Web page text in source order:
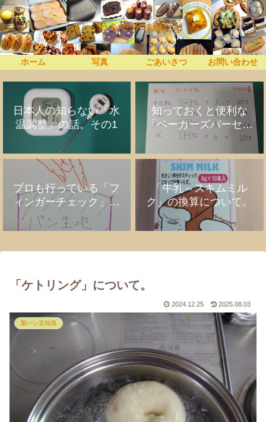
うちでプロぱん
ホーム 写真 ごあいさつ お問い合わせ
日本人の知らない「水
温調整」の話。その1
知っておくと便利な
「ベーカーズパーセン
ト」の話
プロも行っている「フ
ィンガーチェック」の
話。
「牛乳⇔スキムミル
ク」の換算について。
「ケトリング」について。
2024.12.25 2025.08.03
製パン豆知識